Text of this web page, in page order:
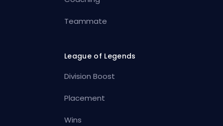
Teammate
League of Legends
Division Boost
Placement
Wins